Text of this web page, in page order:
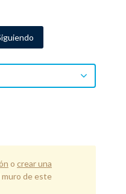
o crear una
muro de este